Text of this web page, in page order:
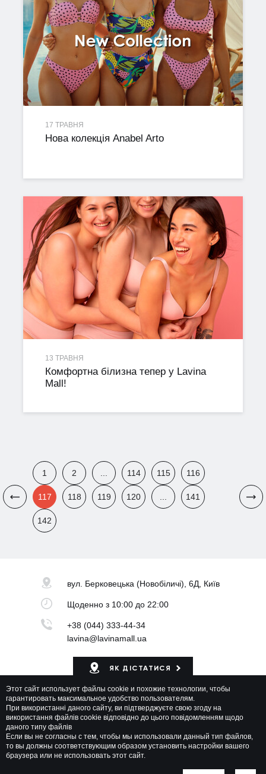
17 ТРАВНЯ
Нова колекція Anabel Arto
13 ТРАВНЯ
Комфортна білизна тепер у Lavina
Mall!
1 2 114 115 116
117 118 119 120 141
142
вул. Берковецька (Новобіличі), 6Д, Київ
Щоденноз 10:00 до 22:00
+38 (044) 333-44-34
lavina@lavinamall.ua
ЯК ДІСТАТИСЯ
Мапа ТРЦ
Lavina Mall © 2026 Всі права захищені
Этот сайт использует файлы cookie и похожие технологии, чтобы
гарантировать максимальное удобство пользователям.
При використанні даного сайту, ви підтверджуєте свою згоду на
використання файлів cookie відповідно до цього повідомленням щодо
даного типу файлів
Если вы не согласны с тем, чтобы мы использовали данный тип файлов,
то вы должны соответствующим образом установить настройки вашего
браузера или не использовать этот сайт.